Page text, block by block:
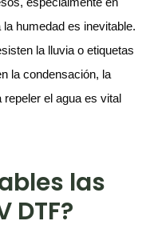
humedad es inevitable.
la lluvia o etiquetas
la condensación, la
el agua es vital
las
DTF?